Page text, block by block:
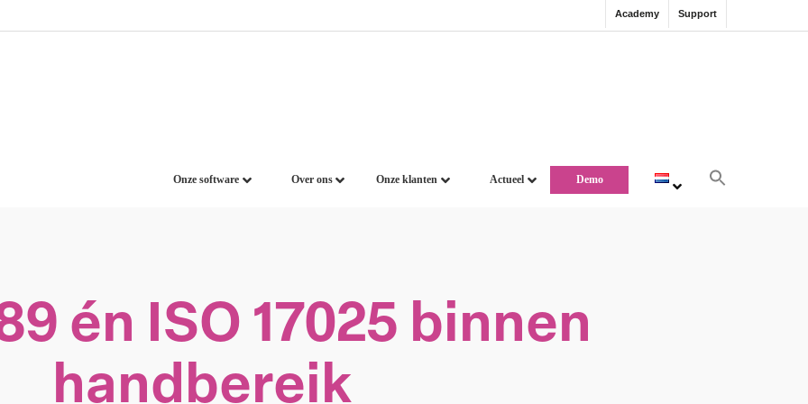
Academy Support
Onze software Over ons Onze klanten Actueel Demo
én ISO 17025 binnen
handbereik